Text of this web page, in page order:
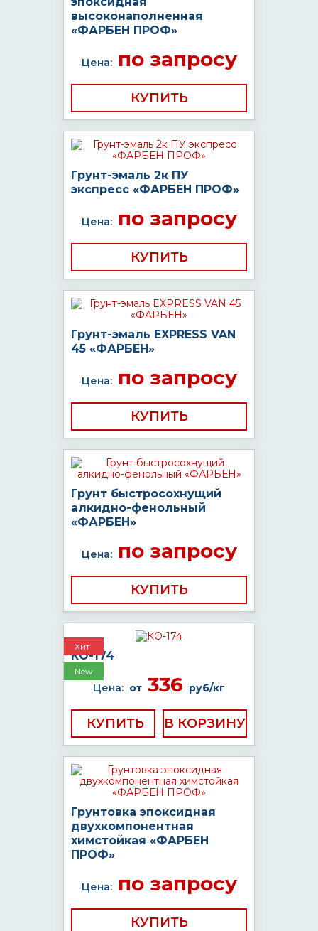
высоконаполненная
«ФАРБЕН ПРОФ»
Цена:по запросу
КУПИТЬ
Грунт-эмаль 2к ПУ
экспресс «ФАРБЕН ПРОФ»
Цена:по запросу
КУПИТЬ
Грунт-эмаль EXPRESS VAN
45 «ФАРБЕН»
Цена:по запросу
КУПИТЬ
Грунт быстросохнущий
алкидно-фенольный
«ФАРБЕН»
Цена:по запросу
КУПИТЬ
Хит
New
КО-174
Цена: от 336 руб/кг
КУПИТЬ
Грунтовка эпоксидная
двухкомпонентная
химстойкая «ФАРБЕН
ПРОФ»
Цена:по запросу
КУПИТЬ